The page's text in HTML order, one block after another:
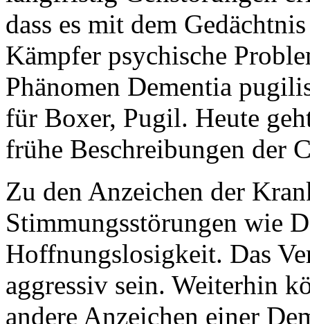
dass es mit dem
Kämpfer psychische
Phänomen Dementia
für Boxer, Pugil. Heute
frühe Beschreibungen der
Zu den Anzeichen der
Stimmungsstörungen wie
Hoffnungslosigkeit. Das
aggressiv sein. Weiterhin
andere Anzeichen einer